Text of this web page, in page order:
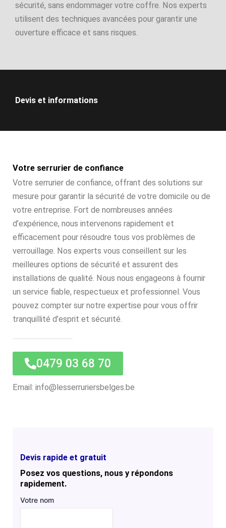
sécurité, sans endommager votre coffre. Nos experts
utilisent des techniques avancées pour garantir une
ouverture efficace et sans risques.
Devis et informations
Votre serrurier de confiance
Votre serrurier de confiance, offrant des solutions sur
mesure pour garantir la sécurité de votre domicile ou de
votre entreprise. Fort de nombreuses années
d’expérience, nous intervenons rapidement et
efficacement pour résoudre tous vos problèmes de
verrouillage. Nos experts vous conseillent sur les
meilleures options de sécurité et assurent des
installations de qualité. Nous nous engageons à fournir
un service fiable, respectueux et professionnel. Vous
pouvez compter sur notre expertise pour vous offrir
tranquillité d’esprit et sécurité.
0479 03 68 70
Email: info@lesserruriersbelges.be
Devis rapide et gratuit
Posez vos questions, nous y répondons
rapidement.
Votre nom